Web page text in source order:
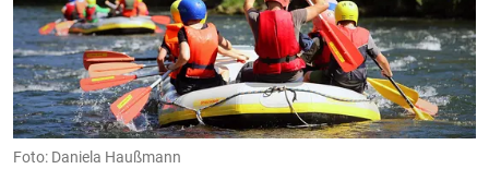
Foto: Daniela Haußmann